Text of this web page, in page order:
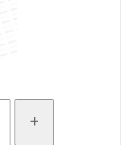
+